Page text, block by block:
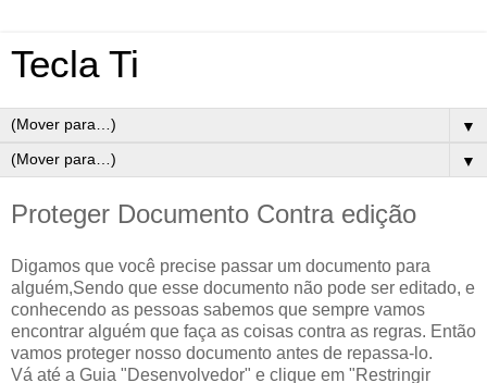
Tecla Ti
▼
▼
Proteger Documento Contra edição
Digamos que você precise passar um documento para
alguém,Sendo que esse documento não pode ser editado, e
conhecendo as pessoas sabemos que sempre vamos
encontrar alguém que faça as coisas contra as regras. Então
vamos proteger nosso documento antes de repassa-lo.
Vá até a Guia "Desenvolvedor" e clique em "Restringir